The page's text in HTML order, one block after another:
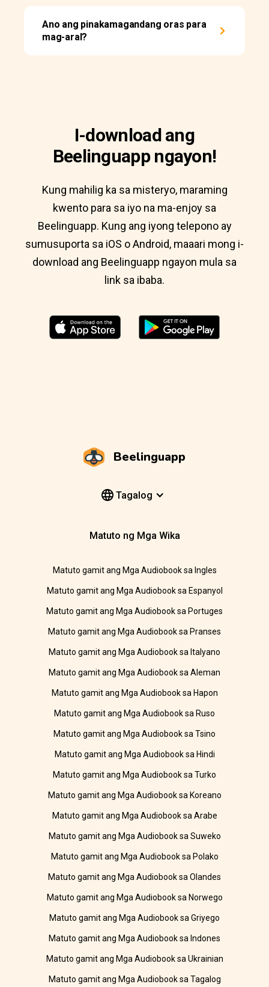
Ano ang pinakamagandang oras para
mag-aral?
I-download ang
Beelinguapp ngayon!
Kung mahilig ka sa misteryo, maraming
kwento para sa iyo na ma-enjoy sa
Beelinguapp. Kung ang iyong telepono ay
sumusuporta sa iOS o Android, maaari mong i-
download ang Beelinguapp ngayon mula sa
link sa ibaba.
Beelinguapp
Tagalog
Matuto ng Mga Wika
Matuto gamit ang Mga Audiobook sa Ingles
Matuto gamit ang Mga Audiobook sa Espanyol
Matuto gamit ang Mga Audiobook sa Portuges
Matuto gamit ang Mga Audiobook sa Pranses
Matuto gamit ang Mga Audiobook sa Italyano
Matuto gamit ang Mga Audiobook sa Aleman
Matuto gamit ang Mga Audiobook sa Hapon
Matuto gamit ang Mga Audiobook sa Ruso
Matuto gamit ang Mga Audiobook sa Tsino
Matuto gamit ang Mga Audiobook sa Hindi
Matuto gamit ang Mga Audiobook sa Turko
Matuto gamit ang Mga Audiobook sa Koreano
Matuto gamit ang Mga Audiobook sa Arabe
Matuto gamit ang Mga Audiobook sa Suweko
Matuto gamit ang Mga Audiobook sa Polako
Matuto gamit ang Mga Audiobook sa Olandes
Matuto gamit ang Mga Audiobook sa Norwego
Matuto gamit ang Mga Audiobook sa Griyego
Matuto gamit ang Mga Audiobook sa Indones
Matuto gamit ang Mga Audiobook sa Ukrainian
Matuto gamit ang Mga Audiobook sa Tagalog